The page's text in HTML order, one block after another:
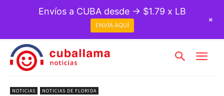
NOTICIAS NOTICIAS DE FLORIDA
Envíos a CUBA desde → $1.79 x LB
ENVÍA AQUÍ
+